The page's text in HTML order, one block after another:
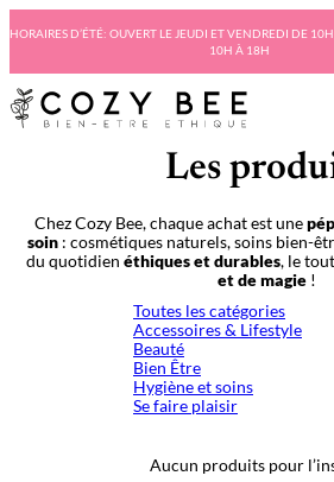
au
HORAIRES D’ÉTÉ: OUVERT LE JEUDI ET VENDREDI DE
10H À 18H
Les
Chez Cozy Bee, chaque achat est une
soin: cosmétiques naturels, soins bien-
du quotidien éthiques et durables, le
et de magie!
Toutes les catégories
Accessoires & Lifestyle
Beauté
Bien Être
Hygiène et soins
Se faire plaisir
Aucun produits pour